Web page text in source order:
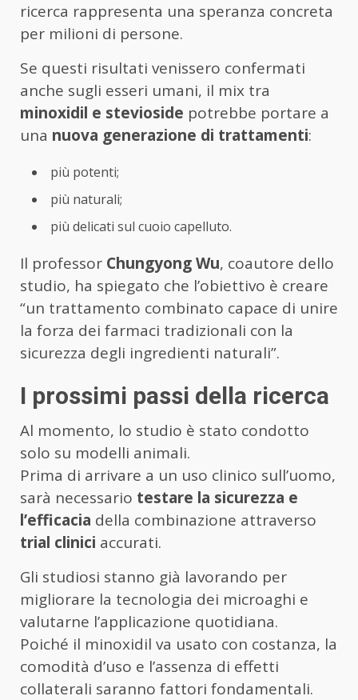
ricerca rappresenta una speranza concreta
per milioni di persone.
Se questi risultati venissero confermati
anche sugli esseri umani, il mix tra
minoxidil e stevioside potrebbe portare a
una nuova generazione di trattamenti:
più potenti;
più naturali;
più delicati sul cuoio capelluto.
Il professor Chungyong Wu, coautore dello
studio, ha spiegato che l’obiettivo è creare
“un trattamento combinato capace di unire
la forza dei farmaci tradizionali con la
sicurezza degli ingredienti naturali”.
I prossimi passi della ricerca
Al momento, lo studio è stato condotto
solo su modelli animali.
Prima di arrivare a un uso clinico sull’uomo,
sarà necessario testare la sicurezza e
l’efficacia della combinazione attraverso
trial clinici accurati.
Gli studiosi stanno già lavorando per
migliorare la tecnologia dei microaghi e
valutarne l’applicazione quotidiana.
Poiché il minoxidil va usato con costanza, la
comodità d’uso e l’assenza di effetti
collaterali saranno fattori fondamentali.